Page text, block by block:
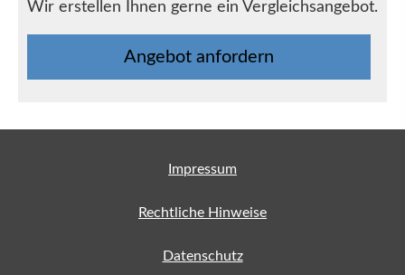
Wir erstellen Ihnen gerne ein Vergleichsangebot.
An­ge­bot an­for­dern
Impressum
Rechtliche Hinweise
Datenschutz